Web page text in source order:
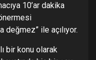
10’ar dakika
değmez” ile açılıyor.
bir konu olarak